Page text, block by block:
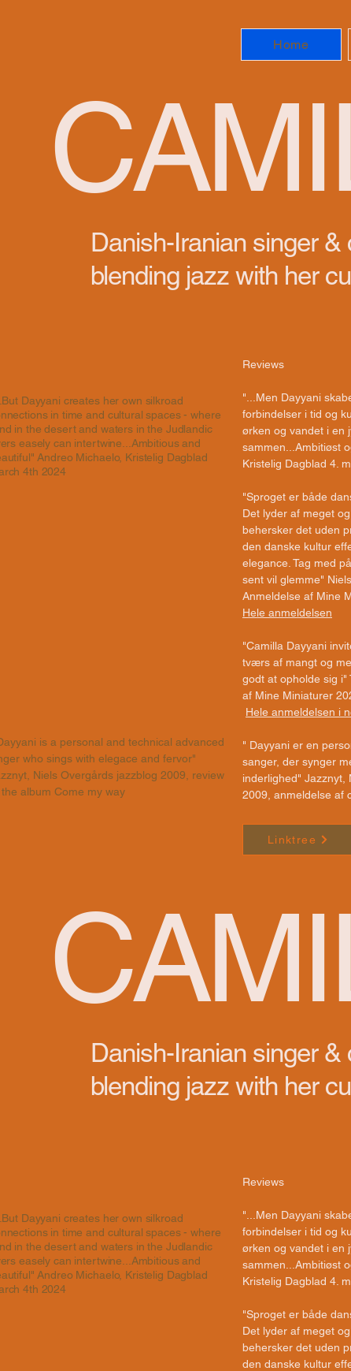
Home
Danish-Iranian singer &
blending jazz with her
Dayyani creates her own silkroad
in time and cultural spaces - where
in the desert and waters in the Judlandic
easely can intertwine...Ambitious and
Andreo Michaelo, Kristelig Dagblad
4th 2024
is a personal and technical advanced
who sings with elegace and fervor"
Niels Overgårds jazzblog 2009, review
album Come my way
Reviews
"...Men Dayyani
forbindelser i tid og
ørken og vandet i en
sammen...Ambitiøst
Kristelig Dagblad 4.
"Sproget er både
Det lyder af meget
behersker det uden
den danske kultur
elegance. Tag med
sent vil glemme"
Anmeldelse af Mine
Hele anmeldelsen
"Camilla Dayyani
tværs af mangt og
godt at opholde sig i"
af Mine Miniaturer
Hele anmeldelsen i
" Dayyani er en
sanger, der synger
inderlighed" Jazznyt,
2009, anmeldelse af
Linktree
Danish-Iranian singer &
blending jazz with her
Dayyani creates her own silkroad
in time and cultural spaces - where
in the desert and waters in the Judlandic
easely can intertwine...Ambitious and
Andreo Michaelo, Kristelig Dagblad
4th 2024
Reviews
"...Men Dayyani
forbindelser i tid og
ørken og vandet i en
sammen...Ambitiøst
Kristelig Dagblad 4.
"Sproget er både
Det lyder af meget
behersker det uden
den danske kultur